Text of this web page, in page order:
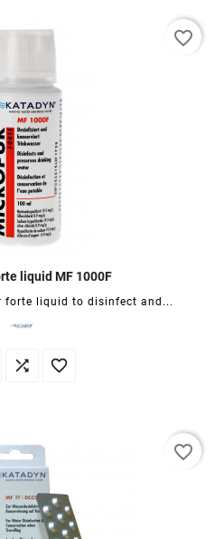
liquid MF 1000F
forte liquid to disinfect and...
 
favorite_border
favorite_border